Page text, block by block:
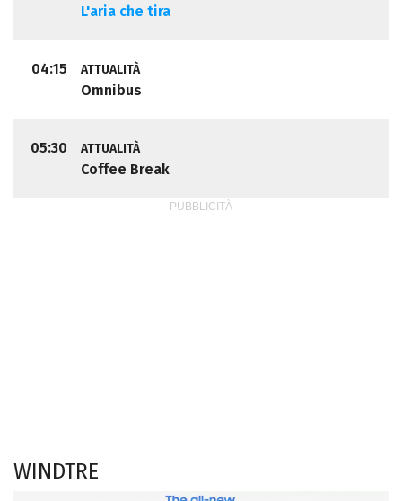
L'aria che tira
04:15 ATTUALITÀ
Omnibus
05:30 ATTUALITÀ
Coffee Break
WINDTRE